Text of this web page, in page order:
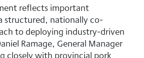
reflects important
structured, nationally co-
to deploying industry-driven
Ramage, General Manager
closely with provincial pork